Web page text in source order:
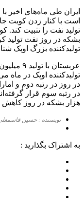
ایران طی ماه‌های اخیر
است با کنار زدن کویت
بشکه در روز نفت تولید
تولیدکننده بزرگ اوپک
هزار بشکه در روز
نویسنده : حسین
به اشتراک بگذارید :